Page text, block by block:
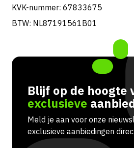
KVK-nummer: 67833675
BTW: NL87191561B01
Blijf op de hoogte
exclusieve
Meld je aan voor onze
exclusieve aanbiedingen